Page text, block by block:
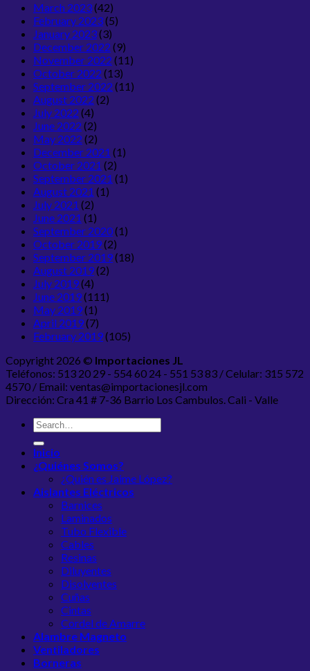
March 2023(42)
February 2023(5)
January 2023(3)
December 2022 (9)
November 2022 (11)
October 2022 (13)
September 2022 (11)
August 2022 (2)
July 2022 (4)
June 2022 (2)
May 2022 (2)
December 2021 (1)
October 2021 (2)
September 2021 (1)
August 2021 (1)
July 2021 (2)
June 2021 (1)
September 2020(1)
October 2019(2)
September 2019(18)
August 2019(2)
July 2019(4)
June 2019(111)
May 2019(1)
April 2019(7)
February 2019(105)
Copyright 2026 © Importaciones JL
Teléfonos: 513 20 29 - 554 60 24 - 551 53 83 / Celular: 315 572
4570 / Email: ventas@importacionesjl.com
Dirección: Cra 41 # 7-36 Barrio Los Cambulos. Cali - Valle
Inicio
¿Quiénes Somos?
¿Quién es Jaime López?
Aislantes Eléctricos
Barnices
Laminados
Tubo Flexible
Cables
Resinas
Diluyentes
Disolventes
Cuñas
Cintas
Cordel de Amarre
Alambre Magneto
Ventiladores
Borneras